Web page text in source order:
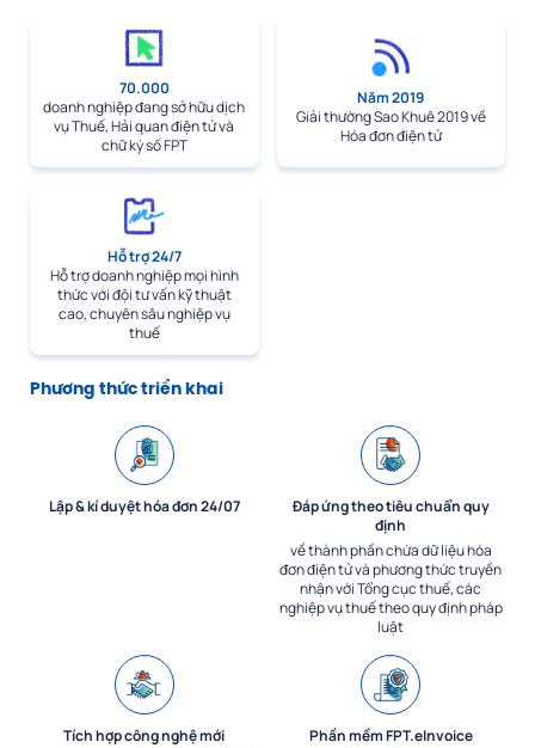
70.000
doanh nghiệp đang sở hữu dịch
vụ Thuế, Hải quan điện tử và
chữ ký số FPT
Năm 2019
Giải thường Sao Khuê 2019 về
Hóa đơn điện tử
Hỗ trợ 24/7
Hỗ trợ doanh nghiệp mọi hình
thức với đội tư vấn kỹ thuật
cao, chuyên sâu nghiệp vụ
thuế
Phương thức triển khai
Lập & kí duyệt hóa đơn 24/07
Đáp ứng theo tiêu chuẩn quy
định
về thành phần chứa dữ liệu hóa
đơn điện tử và phương thức truyền
nhận với Tổng cục thuế, các
nghiệp vụ thuế theo quy định pháp
luật
Tích hợp công nghệ mới
Phần mềm FPT.eInvoice